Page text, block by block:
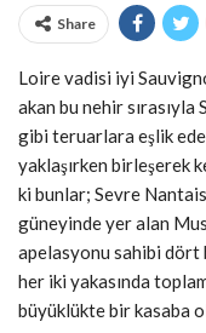
Share
Loire vadisi iyi
akan bu nehir
gibi teruarlara eşlik
yaklaşırken birleşerek
ki bunlar; Sevre
güneyinde yer alan
apelasyonu sahibi dört
her iki yakasında
büyüklükte bir kasaba